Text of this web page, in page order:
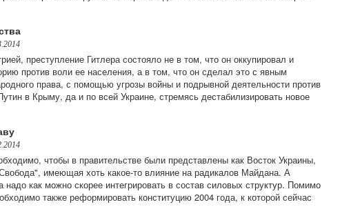
преступление Гитлера состояло не в том, что он оккупировал и
против воли ее населения, а в том, что он сделал это с явным
права, с помощью угрозы войны и подрывной деятельности против
в Крыму, да и по всей Украине, стремясь дестабилизировать новое
чтобы в правительстве были представлены как Восток Украины,
имеющая хоть какое-то влияние на радикалов Майдана. А
как можно скорее интегрировать в состав силовых структур. Помимо
также реформировать конституцию 2004 года, к которой сейчас